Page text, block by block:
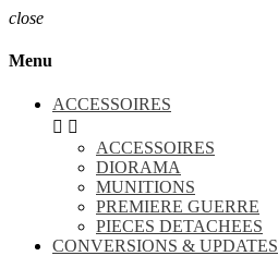
close
Menu
ACCESSOIRES
 
ACCESSOIRES
DIORAMA
MUNITIONS
PREMIERE GUERRE
PIECES DETACHEES
CONVERSIONS & UPDATES